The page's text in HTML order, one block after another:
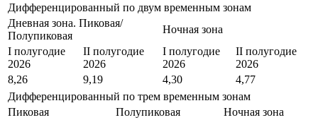
Дифференцированный по двум временным зонам
Дневная зона. Пиковая/
Полупиковая
Ночная зона
I полугодие
2026
II полугодие
2026
I полугодие
2026
II полугодие
2026
8,26
9,19 4,30
4,77
Дифференцированный по трем временным зонам
Пиковая
Полупиковая
Ночная зона